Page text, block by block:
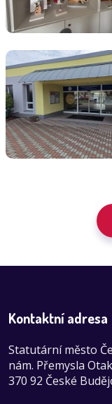
Kontaktní adresa
Statutární město
nám. Přemysla
370 92 České